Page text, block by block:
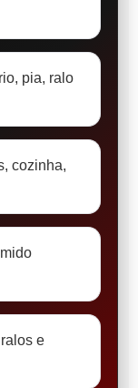
pia, ralo
cozinha,
e